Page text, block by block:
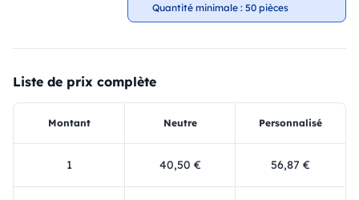
Quantité minimale : 50 pièces
Liste de prix complète
Montant Neutre Personnalisé
1 40,50 € 56,87 €